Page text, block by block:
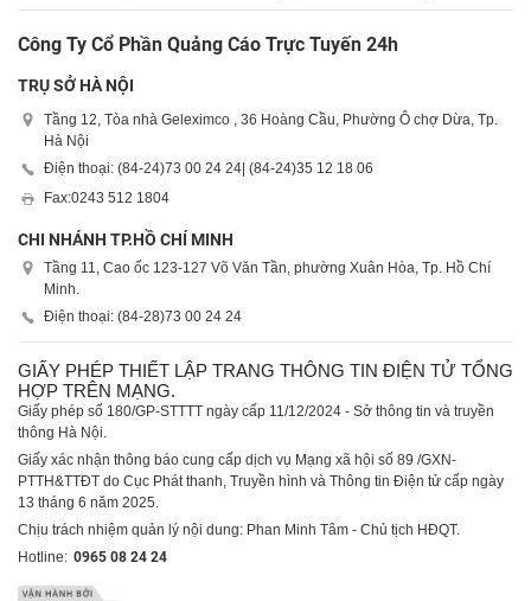
Công Ty Cổ Phần Quảng Cáo Trực Tuyến 24h
TRỤ SỞ HÀ NỘI
Tầng 12, Tòa nhà Geleximco , 36 Hoàng Cầu, Phường Ô chợ Dừa, Tp.
Hà Nội
Điện thoại: (84-24)73 00 24 24 | (84-24)35 12 18 06
Fax:0243 512 1804
CHI NHÁNH TP.HỒ CHÍ MINH
Tầng 11, Cao ốc 123-127 Võ Văn Tần, phường Xuân Hòa, Tp. Hồ Chí
Minh.
Điện thoại: (84-28)73 00 24 24
GIẤY PHÉP THIẾT LẬP TRANG THÔNG TIN ĐIỆN TỬ TỔNG
HỢP TRÊN MẠNG.
Giấy phép số 180/GP-STTTT ngày cấp 11/12/2024 - Sở thông tin và truyền
thông Hà Nội.
Giấy xác nhận thông báo cung cấp dịch vụ Mạng xã hội số 89 /GXN-
PTTH&TTĐT do Cục Phát thanh, Truyền hình và Thông tin Điện tử cấp ngày
13 tháng 6 năm 2025.
Chịu trách nhiệm quản lý nội dung: Phan Minh Tâm - Chủ tịch HĐQT.
Hotline: 0965 08 24 24